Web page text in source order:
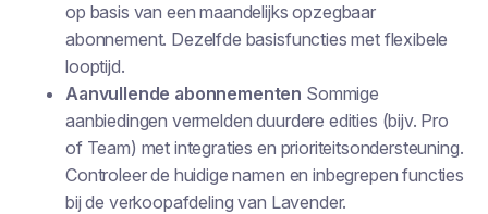
op basis van een maandelijks opzegbaar
abonnement. Dezelfde basisfuncties met flexibele
looptijd.
Aanvullende abonnementen Sommige
aanbiedingen vermelden duurdere edities (bijv. Pro
of Team) met integraties en prioriteitsondersteuning.
Controleer de huidige namen en inbegrepen functies
bij de verkoopafdeling van Lavender.